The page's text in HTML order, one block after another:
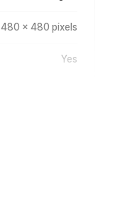
480 x 480 pixels
Yes